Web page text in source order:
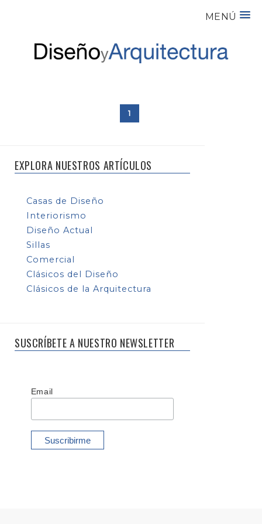
MENÚ
1
EXPLORA NUESTROS ARTÍCULOS
Casas de Diseño
Interiorismo
Diseño Actual
Sillas
Comercial
Clásicos del Diseño
Clásicos de la Arquitectura
SUSCRÍBETE A NUESTRO NEWSLETTER
Email